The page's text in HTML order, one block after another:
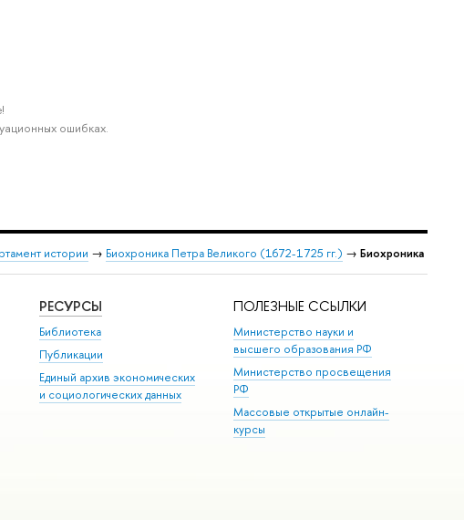
ошибках.
истории → Биохроника Петра Великого (1672-1725 гг.) → Биохроника
РЕСУРСЫ
Библиотека
Публикации
Единый архив экономических
и социологических данных
ПОЛЕЗНЫЕ ССЫЛКИ
Министерство науки и
высшего образования РФ
Министерство просвещения
РФ
Массовые открытые онлайн-
курсы